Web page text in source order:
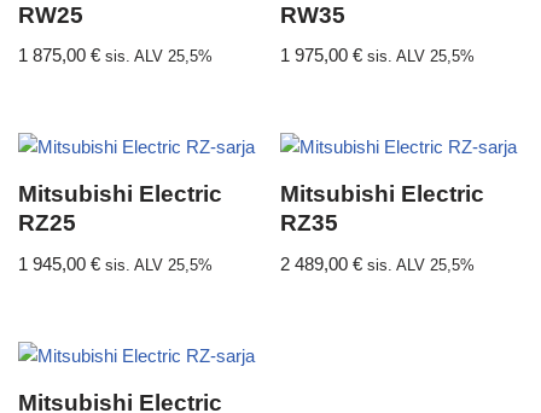
RW25
1 875,00 € sis. ALV 25,5%
RW35
1 975,00€ sis. ALV 25,5%
Mitsubishi Electric
RZ25
1 945,00 € sis. ALV 25,5%
Mitsubishi Electric
RZ35
2 489,00€ sis. ALV 25,5%
Mitsubishi Electric